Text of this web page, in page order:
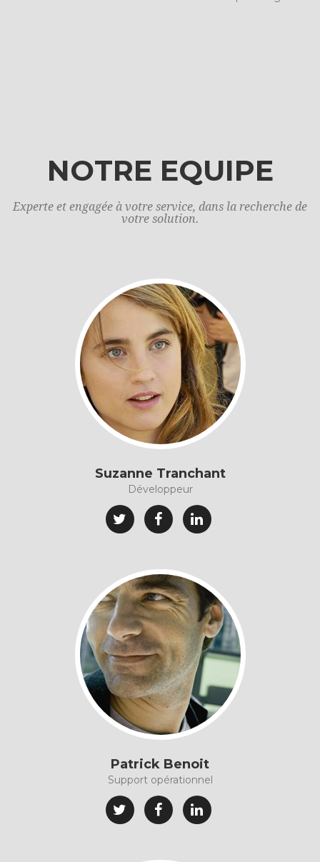
NOTRE EQUIPE
Experte et engagée à votre service, dans la recherche de
votre solution.
Suzanne Tranchant
Développeur
Patrick Benoit
Support opérationnel